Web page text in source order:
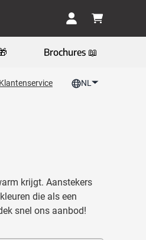
Brochures 📖
Klantenservice NL
krijgt. Aanstekers
die als een
snel ons aanbod!